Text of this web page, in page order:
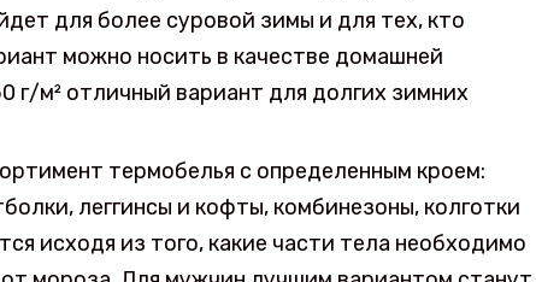
для более суровой зимы и для тех, кто
можно носить в качестве домашней
м² отличный вариант для долгих зимних
термобелья с определенным кроем:
леггинсы и кофты, комбинезоны, колготки
исходя из того, какие части тела необходимо